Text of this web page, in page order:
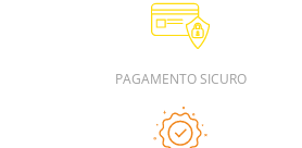
PAGAMENTO SICURO